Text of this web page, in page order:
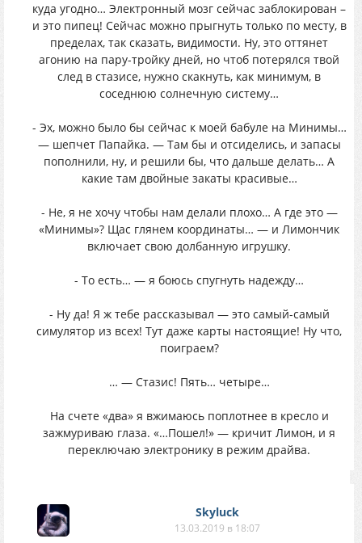
куда угодно… Электронный мозг сейчас заблокирован –
и это пипец! Сейчас можно прыгнуть только по месту, в
пределах, так сказать, видимости. Ну, это оттянет
агонию на пару-тройку дней, но чтоб потерялся твой
след в стазисе, нужно скакнуть, как минимум, в
соседнюю солнечную систему…
- Эх, можно было бы сейчас к моей бабуле на Минимы…
— шепчет Папайка. — Там бы и отсиделись, и запасы
пополнили, ну, и решили бы, что дальше делать… А
какие там двойные закаты красивые…
- Не, я не хочу чтобы нам делали плохо… А где это —
«Минимы»? Щас глянем координаты… — и Лимончик
включает свою долбанную игрушку.
- То есть… — я боюсь спугнуть надежду…
- Ну да! Я ж тебе рассказывал — это самый-самый
симулятор из всех! Тут даже карты настоящие! Ну что,
поиграем?
… — Стазис! Пять… четыре…
На счете «два» я вжимаюсь поплотнее в кресло и
зажмуриваю глаза. «…Пошел!» — кричит Лимон, и я
переключаю электронику в режим драйва.
Skyluck
13.03.2019 в 18:07